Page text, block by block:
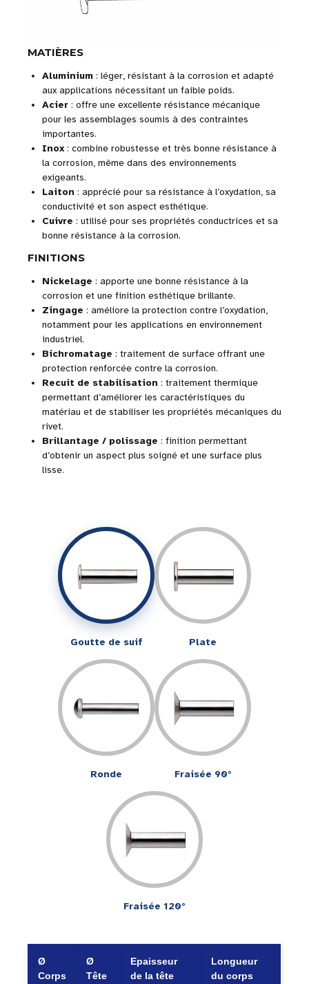
MATIÈRES
Aluminium : léger, résistant à la corrosion et adapté
aux applications nécessitant un faible poids.
Acier : offre une excellente résistance mécanique
pour les assemblages soumis à des contraintes
importantes.
Inox: combine robustesse et très bonne résistance à
la corrosion, même dans des environnements
exigeants.
Laiton : apprécié pour sa résistance à l’oxydation, sa
conductivité et son aspect esthétique.
Cuivre : utilisé pour ses propriétés conductrices et sa
bonne résistance à la corrosion.
FINITIONS
Nickelage : apporte une bonne résistance à la
corrosion et une finition esthétique brillante.
Zingage : améliore la protection contre l’oxydation,
notamment pour les applications en environnement
industriel.
Bichromatage : traitement de surface offrant une
protection renforcée contre la corrosion.
Recuit de stabilisation : traitement thermique
permettant d’améliorer les caractéristiques du
matériau et de stabiliser les propriétés mécaniques du
rivet.
Brillantage / polissage : finition permettant
d’obtenir un aspect plus soigné et une surface plus
lisse.
Goutte de suif Plate
Ronde Fraisée 90°
Fraisée 120°
Ø
Corps
Ø
Tête
Epaisseur
de la tête
Longueur
du corps